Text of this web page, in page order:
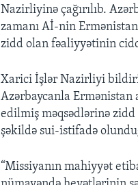
Nazirliyinə çağırılıb.
zamanı Aİ-nin
zidd olan fəaliyyətinin
Xarici İşlər Nazirliyi
Azərbaycanla
edilmiş məqsədlərinə
şəkildə sui-istifadə
“Missiyanın mahiyyət